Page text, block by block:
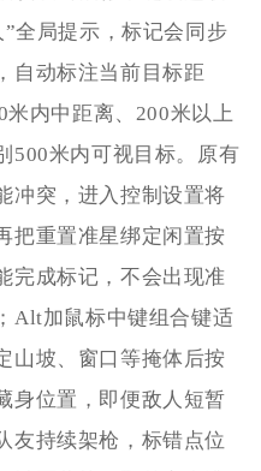
全局提示，标记会同步
自动标注当前目标距
内中距离、200米以上
500米内可视目标。原有
冲突，进入控制设置将
把重置准星绑定闲置按
完成标记，不会出现准
Alt加鼠标中键组合键适
山坡、窗口等掩体后按
身位置，即便敌人短暂
友持续架枪，标错点位